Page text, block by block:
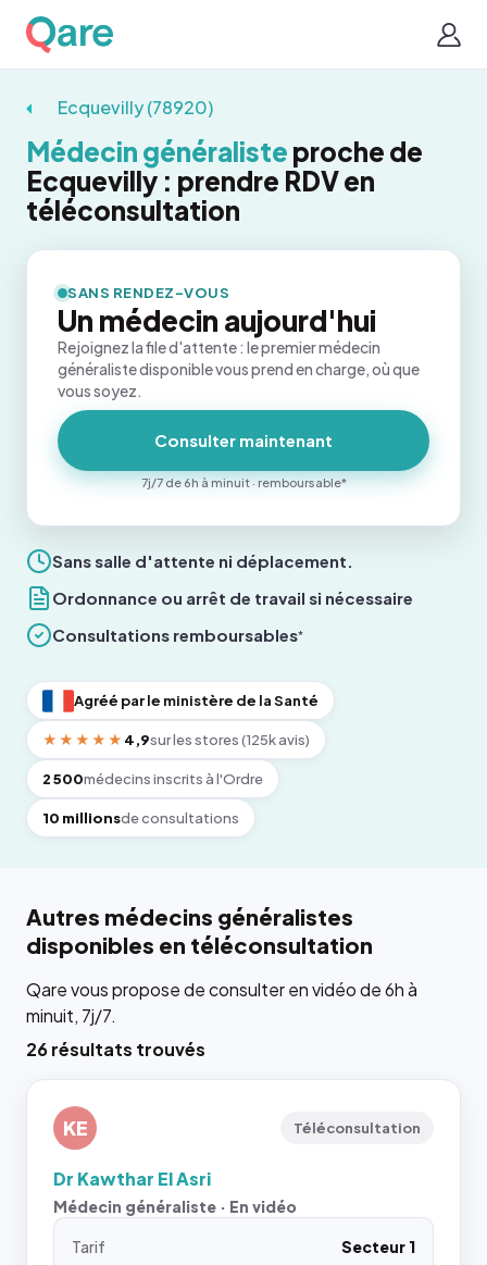
Ecquevilly (78920)
Médecin généraliste proche de
Ecquevilly : prendre RDV en
téléconsultation
Sans salle d'attente ni déplacement.
Ordonnance ou arrêt de travail si nécessaire
Consultations remboursables*
Agréé par le ministère de la Santé
★★★★★ 4,9sur les stores (125k avis)
2 500médecins inscrits à l'Ordre
10 millionsde consultations
SANS RENDEZ-VOUS
Un médecin aujourd'hui
Rejoignez la file d'attente : le premier médecin
généraliste disponible vous prend en charge, où que
vous soyez.
Consulter maintenant
7j/7 de 6h à minuit · remboursable*
Autres médecins généralistes
disponibles en téléconsultation
Qare vous propose de consulter en vidéo de 6h à
minuit, 7j/7.
26 résultats trouvés
KE Téléconsultation
Dr Kawthar El Asri
Médecin généraliste · En vidéo
Tarif
Secteur 1